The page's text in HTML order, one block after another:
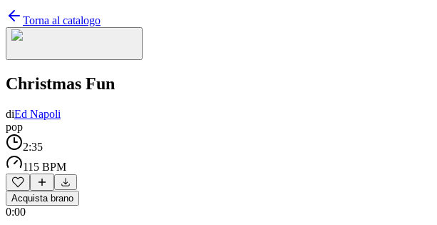
Torna al catalogo
Christmas Fun
diEd Napoli
pop
2:35
115 BPM
Acquista brano
0:00